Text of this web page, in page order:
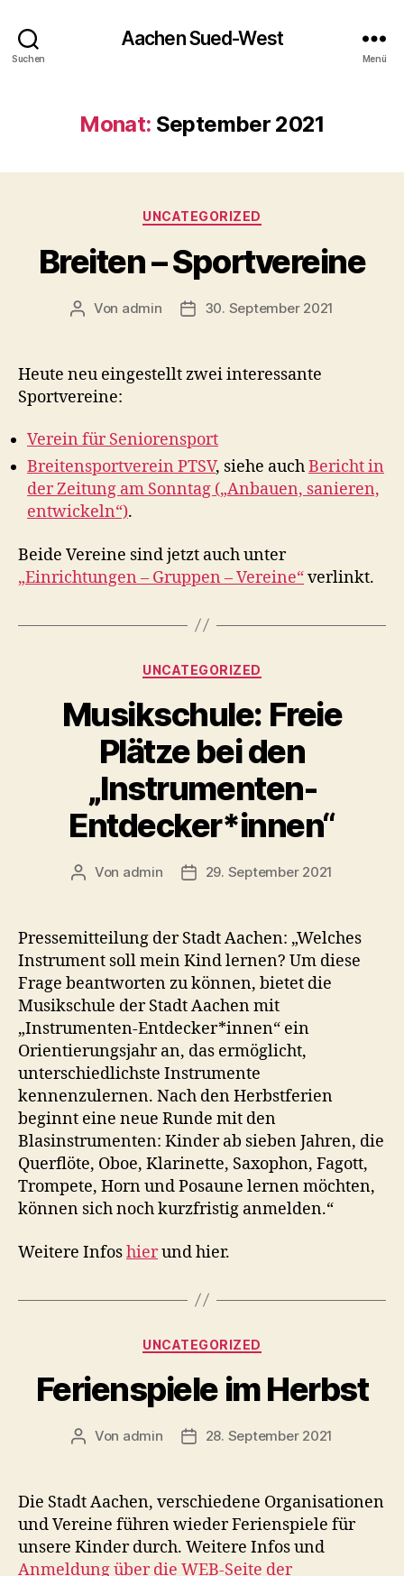
Suchen
Aachen Sued-West
Menü
Monat: September 2021
Kategorien
UNCATEGORIZED
Breiten – Sportvereine
Beitragsautor
Von admin Veröffentlichungsdatum
30. September 2021
Heute neu eingestellt zwei interessante
Sportvereine:
Verein für Seniorensport
Breitensportverein PTSV, siehe auchBericht in
der Zeitung am Sonntag („Anbauen, sanieren,
entwickeln“).
Beide Vereine sind jetzt auch unter
„Einrichtungen – Gruppen – Vereine“verlinkt.
Kategorien
UNCATEGORIZED
Musikschule: Freie
Plätze bei den
„Instrumenten-
Entdecker*innen“
Beitragsautor
Von admin Veröffentlichungsdatum
29. September 2021
Pressemitteilung der Stadt Aachen: „Welches
Instrument soll mein Kind lernen? Um diese
Frage beantworten zu können, bietet die
Musikschule der Stadt Aachen mit
„Instrumenten-Entdecker*innen“ ein
Orientierungsjahr an, das ermöglicht,
unterschiedlichste Instrumente
kennenzulernen. Nach den Herbstferien
beginnt eine neue Runde mit den
Blasinstrumenten: Kinder ab sieben Jahren, die
Querflöte, Oboe, Klarinette, Saxophon, Fagott,
Trompete, Horn und Posaune lernen möchten,
können sich noch kurzfristig anmelden.“
Weitere Infoshierund hier.
Kategorien
UNCATEGORIZED
Ferienspiele im Herbst
Beitragsautor
Von admin Veröffentlichungsdatum
28. September 2021
Die Stadt Aachen, verschiedene Organisationen
und Vereine führen wieder Ferienspiele für
unsere Kinder durch. Weitere Infos und
Anmeldung über die WEB-Seite der